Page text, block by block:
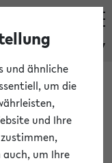
eKVV
/ B.A.
und ähnliche
um die
und Ihre
auch, um Ihre